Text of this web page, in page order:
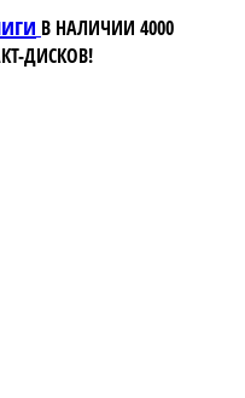
В НАЛИЧИИ 4000
ДИСКОВ!